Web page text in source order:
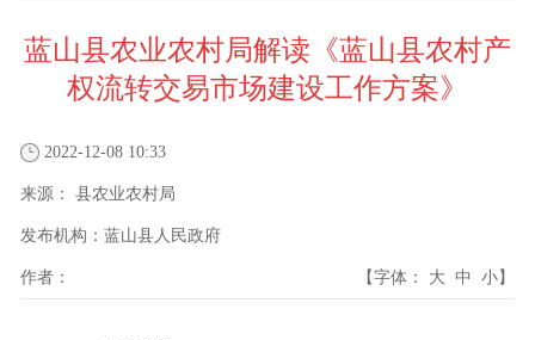
蓝山县农业农村局解读《蓝山县农村产
权流转交易市场建设工作方案》
2022-12-08 10:33
来源： 县农业农村局
发布机构： 蓝山县人民政府
作者： 【字体： 大 中 小】